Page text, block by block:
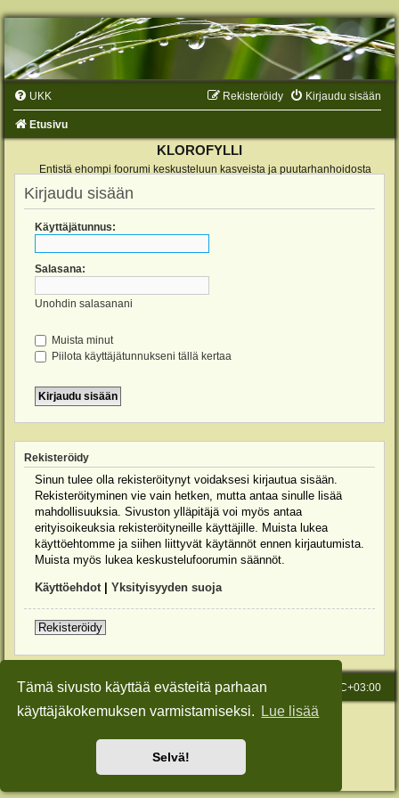
Tämä sivusto käyttää evästeitä parhaan
käyttäjäkokemuksen varmistamiseksi.
Lue lisää
Selvä!
UKK Kirjaudu sisään
Rekisteröidy
Etusivu
KLOROFYLLI
Entistä ehompi foorumi keskusteluun kasveista ja puutarhanhoidosta
Kirjaudu sisään
Käyttäjätunnus:
Salasana:
Unohdin salasanani
Muista minut
Piilota käyttäjätunnukseni tällä kertaa
Rekisteröidy
Sinun tulee olla rekisteröitynyt voidaksesi kirjautua sisään.
Rekisteröityminen vie vain hetken, mutta antaa sinulle lisää
mahdollisuuksia. Sivuston ylläpitäjä voi myös antaa
erityisoikeuksia rekisteröityneille käyttäjille. Muista lukea
käyttöehtomme ja siihen liittyvät käytännöt ennen kirjautumista.
Muista myös lukea keskustelufoorumin säännöt.
Käyttöehdot| Yksityisyyden suoja
Rekisteröidy
Etusivu Kaikki ajat ovat UTC+03:00
Viesti Ylläpidolle
Keskustelufoorumin ohjelmistophpBB® Forum Software © phpBB Limited